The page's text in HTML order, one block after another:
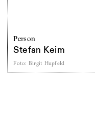
Person
Stefan Keim
Foto: Birgit Hupfeld